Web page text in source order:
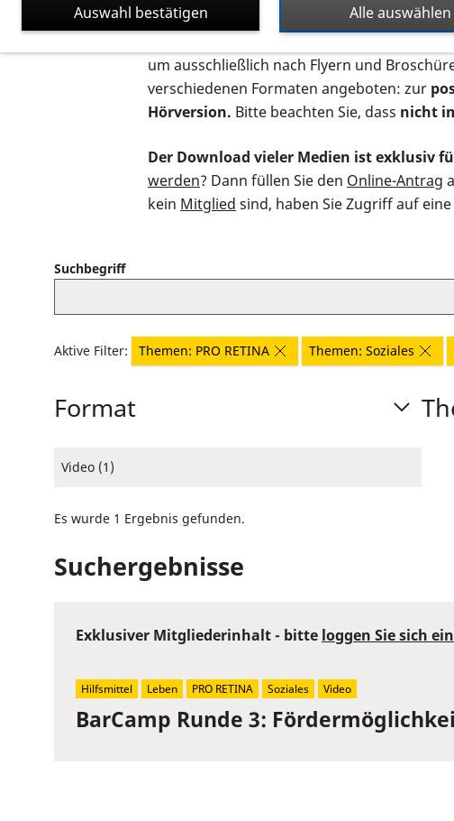
Auf dieser Seite finden Sie sämtliches
um ausschließlich nach Flyern und
verschiedenen Formaten angeboten: zur
Hörversion. Bitte beachten Sie, dass nicht
Der Download vieler Medien ist exklusiv
werden? Dann füllen Sie den Online-Antrag
kein Mitglied sind, haben Sie Zugriff auf
Suchbegriff
Aktive Filter: Themen: PRO RETINA Themen: Soziales
Format
Video (1)
Es wurde 1 Ergebnis gefunden.
Suchergebnisse
BarCamp Runde 3:
Exklusiver Mitgliederinhalt - bitte loggen Sie sich ein
Hilfsmittel Leben PRO RETINA Soziales Video
Alle auswählen
Auswahl bestätigen